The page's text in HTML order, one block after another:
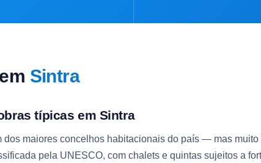
Sintra
típicas em Sintra
dos maiores concelhos habitacionais do país — mas
pela UNESCO, com chalets e quintas sujeitos a